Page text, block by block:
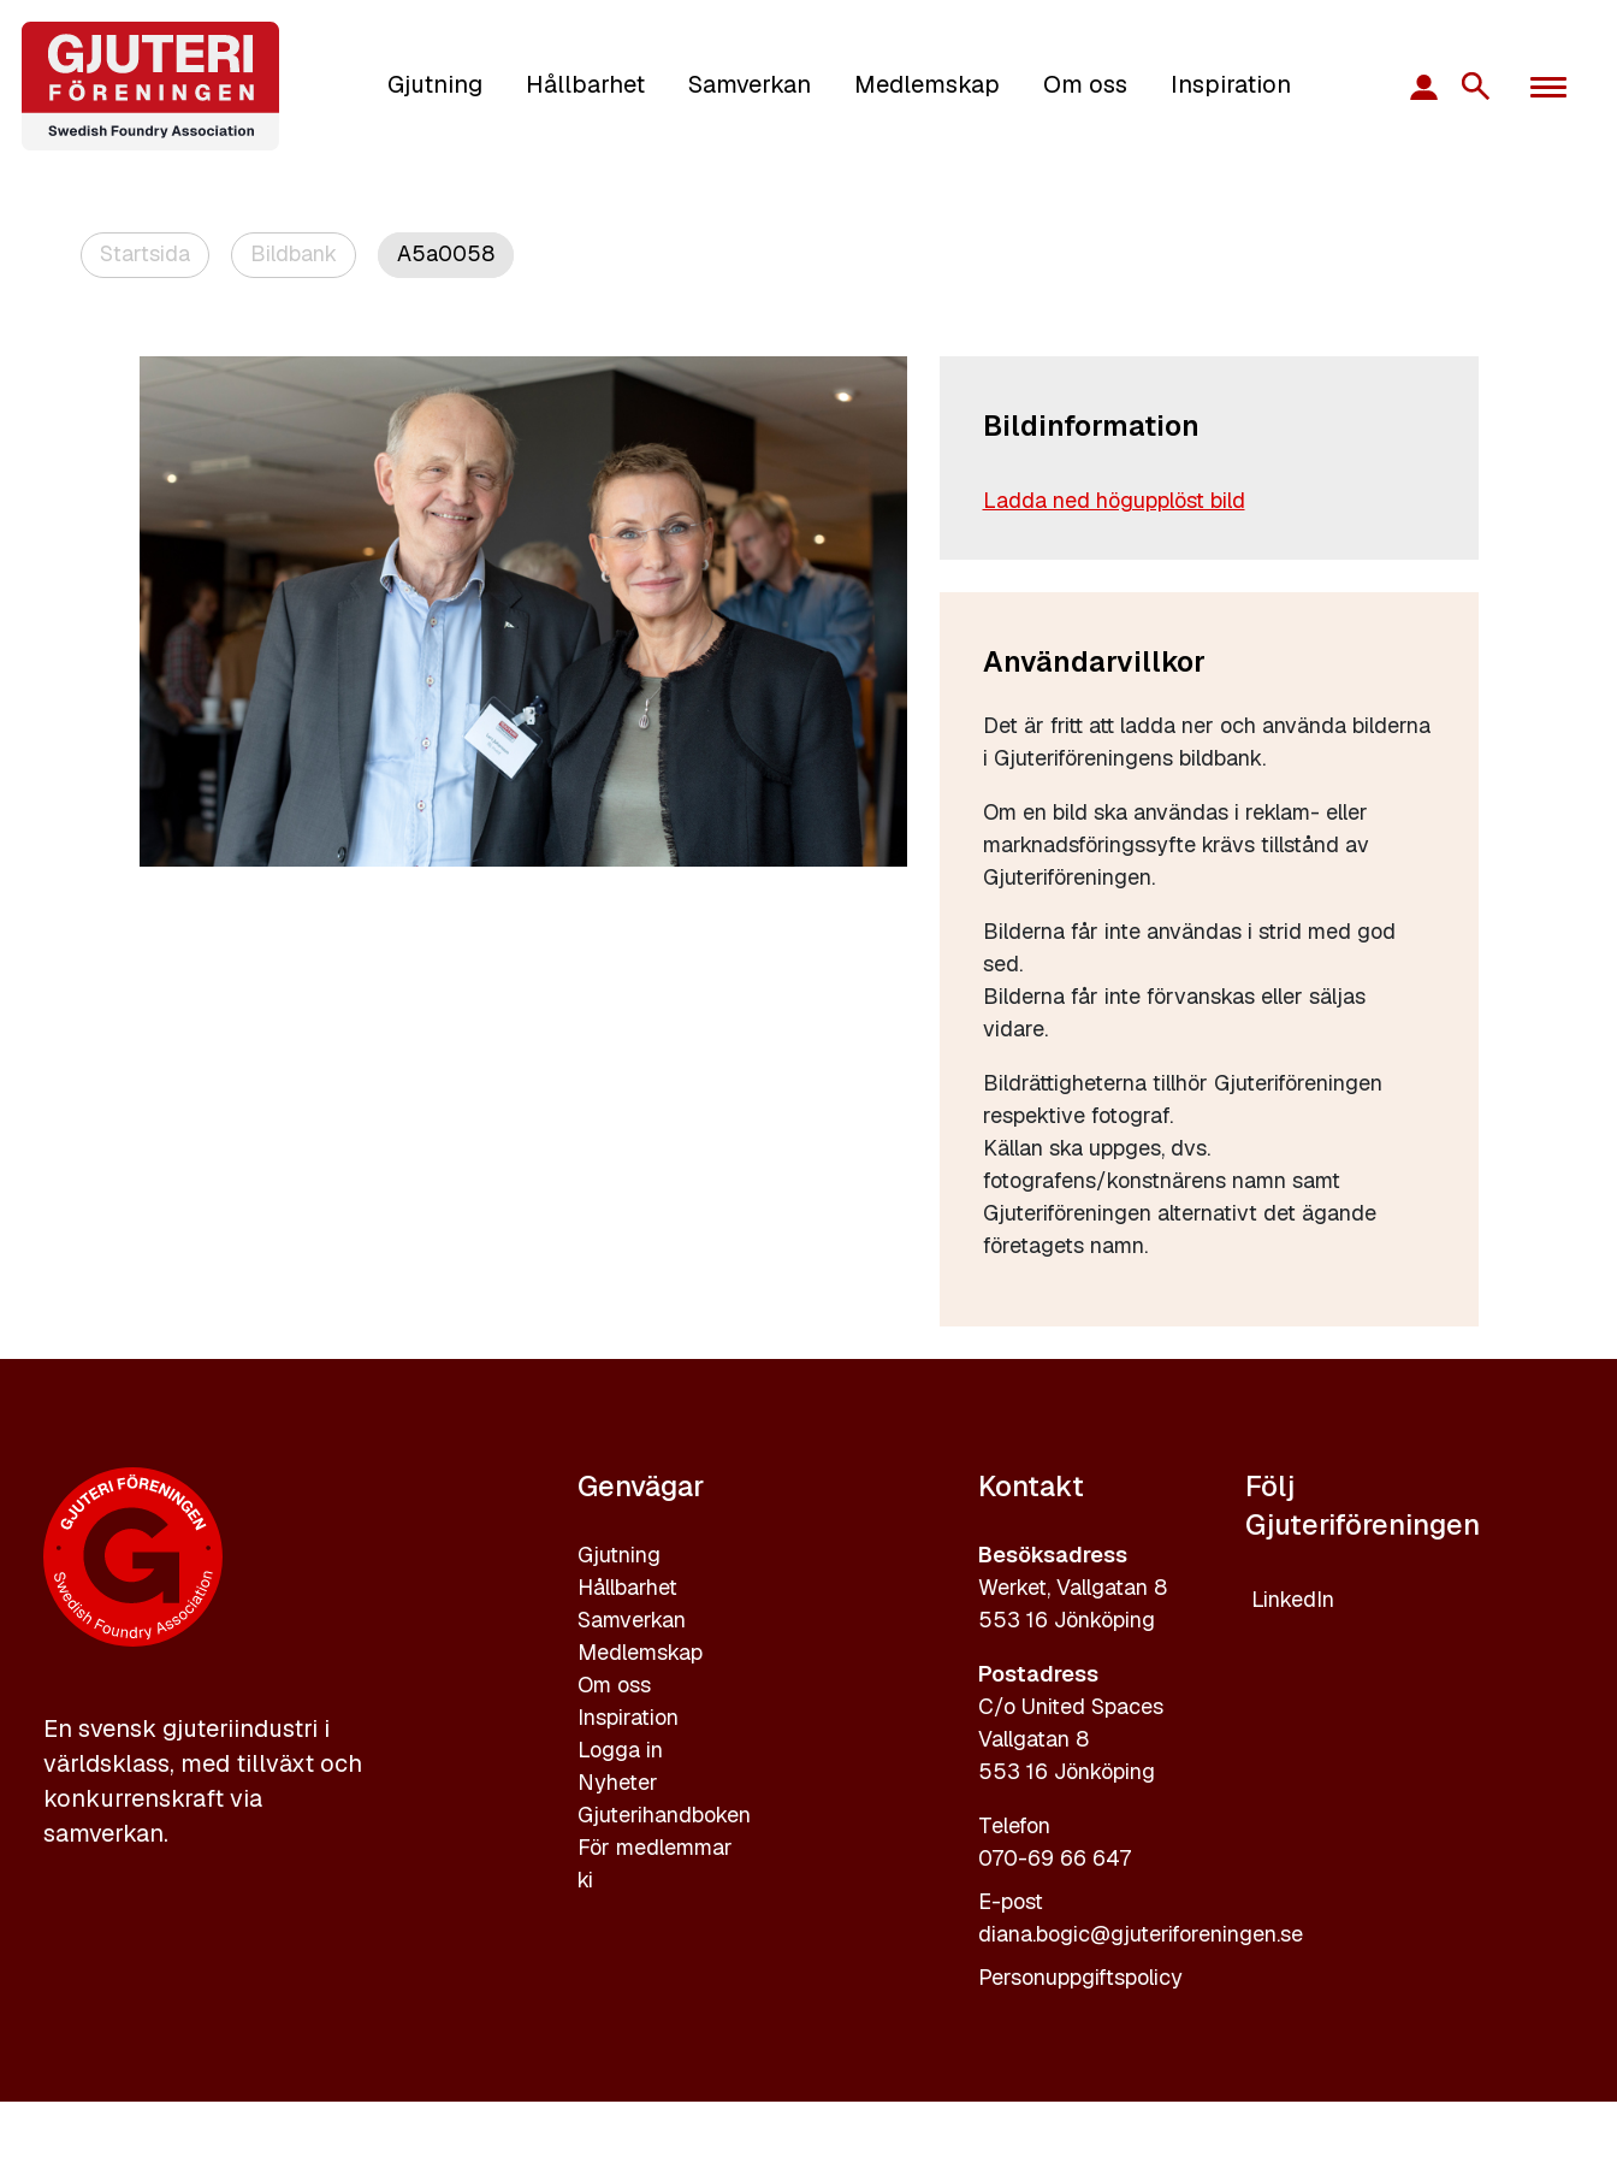
Gjutning Hållbarhet Samverkan Medlemskap Om oss Inspiration
Startsida Bildbank A5a0058
Bildinformation
Ladda ned högupplöst bild
Användarvillkor
Det är fritt att ladda ner och använda bilderna
i Gjuteriföreningens bildbank.
Om en bild ska användas i reklam- eller
marknadsföringssyfte krävs tillstånd av
Gjuteriföreningen.
Bilderna får inte användas i strid med god
sed.
Bilderna får inte förvanskas eller säljas
vidare.
Bildrättigheterna tillhör Gjuteriföreningen
respektive fotograf.
Källan ska uppges, dvs.
fotografens/konstnärens namn samt
Gjuteriföreningen alternativt det ägande
företagets namn.
En svensk gjuteriindustri i
världsklass, med tillväxt och
konkurrenskraft via
samverkan.
Genvägar
Gjutning
Hållbarhet
Samverkan
Medlemskap
Om oss
Inspiration
Logga in
Nyheter
Gjuterihandboken
För medlemmar
ki
Kontakt
Besöksadress
Werket, Vallgatan 8
553 16 Jönköping
Postadress
C/o United Spaces
Vallgatan 8
553 16 Jönköping
Telefon
070-69 66 647
E-post
diana.bogic@gjuteriforeningen.se
Personuppgiftspolicy
Följ
Gjuteriföreningen
LinkedIn